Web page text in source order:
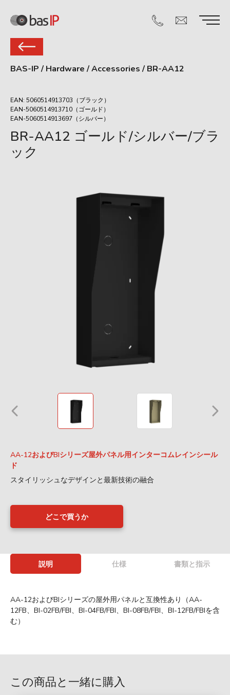
BAS-IP / Hardware /Accessories / BR-AA12
EAN: 5060514913703（ブラック）
EAN-5060514913710（ゴールド）
EAN-5060514913697（シルバー）
BR-AA12 ゴールド/シルバー/ブラ
ック
AA-12およびBIシリーズ屋外パネル用インターコムレインシール
ド
スタイリッシュなデザインと最新技術の融合
どこで買うか
説明 仕様 書類と指示
AA-12およびBIシリーズの屋外用パネルと互換性あり（AA-
12FB、BI-02FB/FBI、BI-04FB/FBI、BI-08FB/FBI、BI-12FB/FBIを含
む）
この商品と一緒に購入